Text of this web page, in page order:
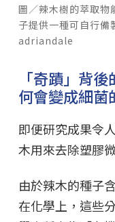
圖／辣木樹的萃取物
子提供一種可自行
adriandale
「奇蹟」背
何會變成細菌
即便研究成果令
木用來去除塑膠
由於辣木的種子
在化學上，這些